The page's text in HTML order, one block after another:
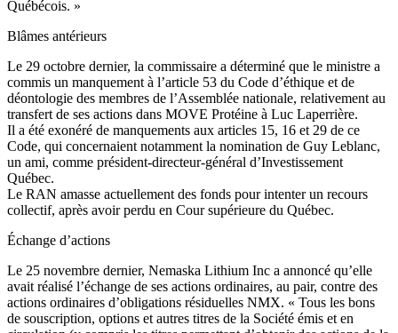
Québécois. »
Blâmes antérieurs
Le 29 octobre dernier, la commissaire a déterminé que le ministre a
commis un manquement à l’article 53 du Code d’éthique et de
déontologie des membres de l’Assemblée nationale, relativement au
transfert de ses actions dans MOVE Protéine à Luc Laperrière.
Il a été exonéré de manquements aux articles 15, 16 et 29 de ce
Code, qui concernaient notamment la nomination de Guy Leblanc,
un ami, comme président-directeur-général d’Investissement
Québec.
Le RAN amasse actuellement des fonds pour intenter un recours
collectif, après avoir perdu en Cour supérieure du Québec.
Échange d’actions
Le 25 novembre dernier, Nemaska Lithium Inc a annoncé qu’elle
avait réalisé l’échange de ses actions ordinaires, au pair, contre des
actions ordinaires d’obligations résiduelles NMX. « Tous les bons
de souscription, options et autres titres de la Société émis et en